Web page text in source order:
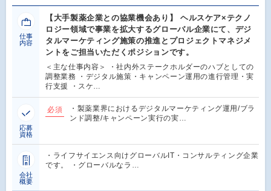
仕事
内容
【大手製薬企業との協業機会あり】 ヘルスケア×テクノ
ロジー領域で事業を拡大するグローバル企業にて、デジ
タルマーケティング施策の推進とプロジェクトマネジメ
ントをご担当いただくポジションです。
＜主な仕事内容＞ ・社内外ステークホルダーのハブとしての
調整業務 ・デジタル施策・キャンペーン運用の進行管理・実
行支援 ・スケ…
応募
資格
必須
・製薬業界におけるデジタルマーケティング運用/ブラ
ンド調整/キャンペーン実行の実…
会社
概要
・ライフサイエンス向けグローバルIT・コンサルティング企業
です。 ・グローバルなラ…